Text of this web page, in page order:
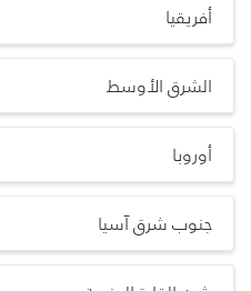
أفريقيا
الشرق الأوسط
أوروبا
جنوب شرق آسيا